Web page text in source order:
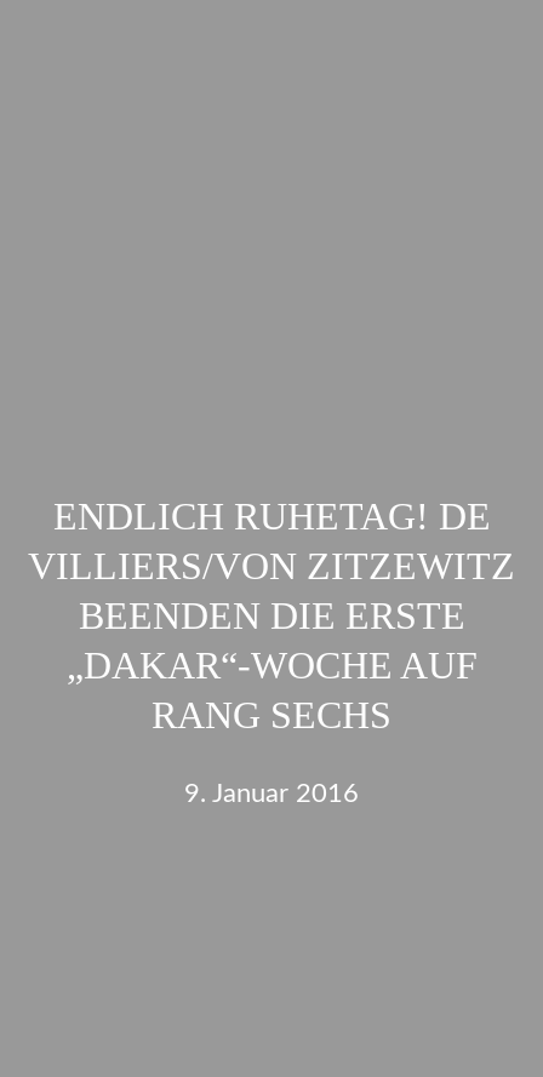
ENDLICH RUHETAG! DE
VILLIERS/VON ZITZEWITZ
BEENDEN DIE ERSTE
„DAKAR“-WOCHE AUF
RANG SECHS
9. Januar 2016